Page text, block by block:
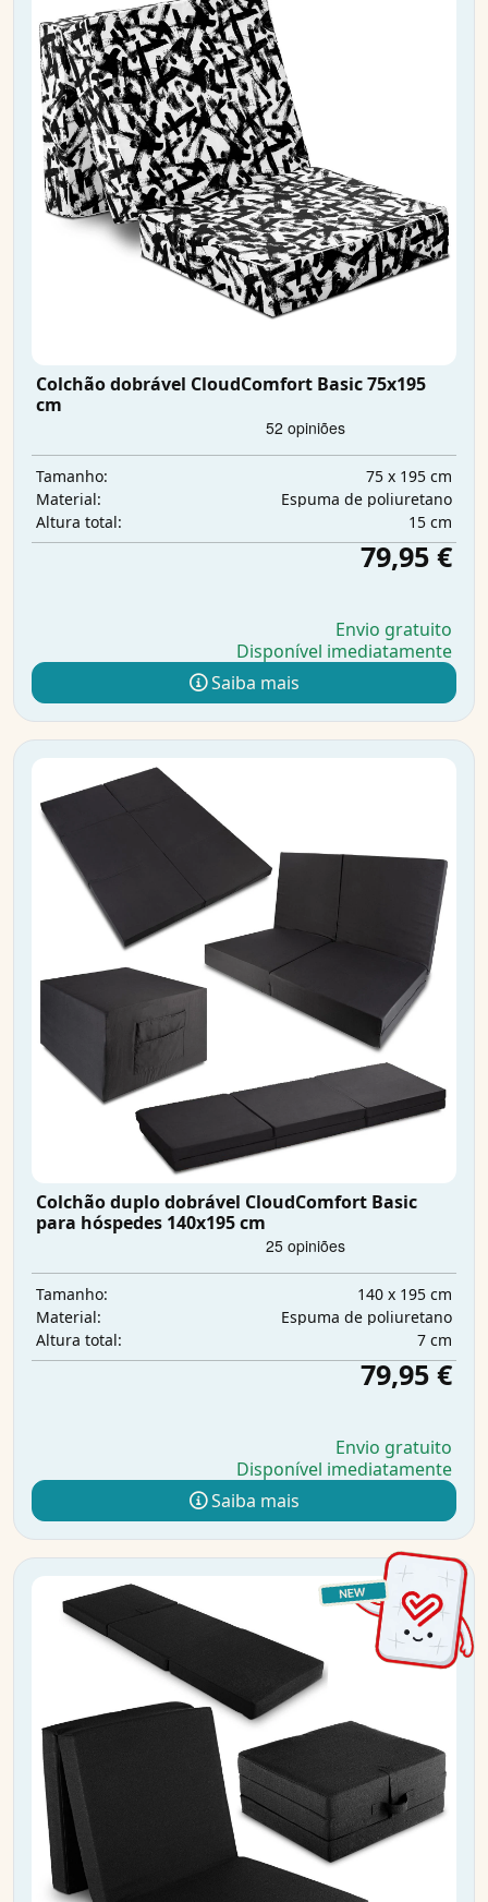
Colchão dobrável CloudComfort Basic 75x195
cm
Tamanho:
75 x 195 cm
Material:
Espuma de poliuretano
Altura total:
15 cm
79,95 €
Envio gratuito
Disponível imediatamente
Saiba mais
Colchão duplo dobrável CloudComfort Basic
para hóspedes 140x195 cm
Tamanho:
140 x 195 cm
Material:
Espuma de poliuretano
Altura total:
7 cm
79,95 €
Envio gratuito
Disponível imediatamente
Saiba mais